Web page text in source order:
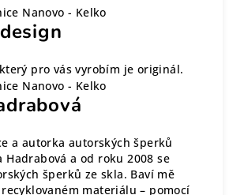
pro vás vyrobím je originál.
a autorka autorských šperků
Hadrabová a od roku 2008 se
šperků ze skla. Baví mě
materiálu – pomocí